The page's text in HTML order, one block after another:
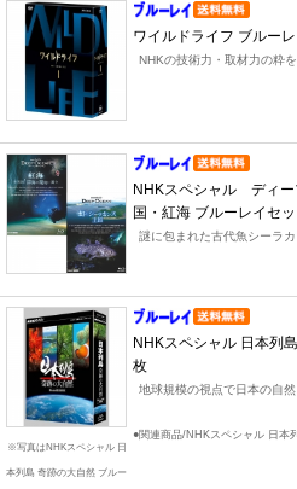
ワイルドライフ ブルー
NHKの技術力・取材力の粋
NHKスペシャル ディ
国・紅海 ブルーレイセッ
謎に包まれた古代魚シーラ
※写真はNHKスペシャル 日
本列島 奇跡の大自然 ブルー
NHKスペシャル 日本列
枚
地球規模の視点で日本の自
●関連商品/NHKスペシャル 日本